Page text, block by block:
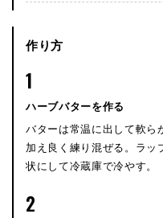
作り方
1
ハーブバターを作る
バターは常温に出して軟ら
加え良く練り混ぜる。ラッ
状にして冷蔵庫で冷やす。
2